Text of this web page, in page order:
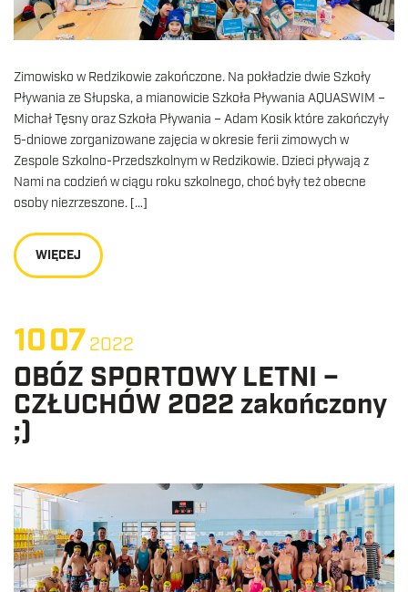
Zimowisko w Redzikowie zakończone. Na pokładzie dwie Szkoły
Pływania ze Słupska, a mianowicie Szkoła Pływania AQUASWIM –
Michał Tęsny oraz Szkoła Pływania – Adam Kosik które zakończyły
5-dniowe zorganizowane zajęcia w okresie ferii zimowych w
Zespole Szkolno-Przedszkolnym w Redzikowie. Dzieci pływają z
Nami na codzień w ciągu roku szkolnego, choć były też obecne
osoby niezrzeszone. […]
WIĘCEJ
10072022
OBÓZ SPORTOWY LETNI –
CZŁUCHÓW 2022 zakończony
;)